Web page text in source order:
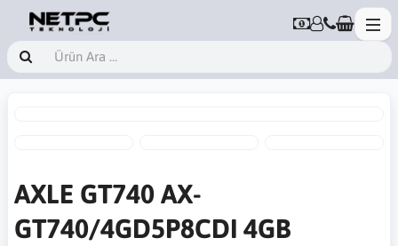
AXLE GT740 AX-
GT740/4GD5P8CDI 4GB